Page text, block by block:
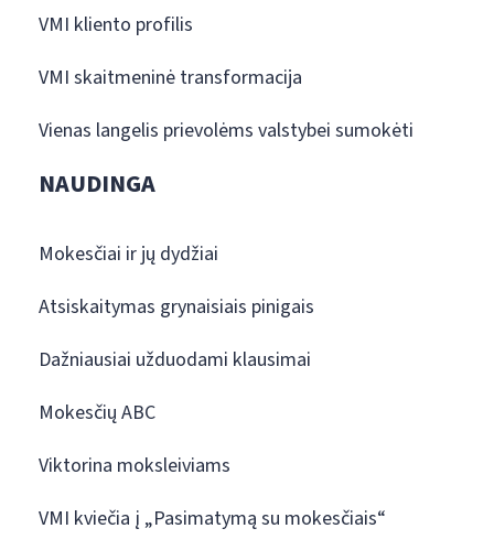
VMI kliento profilis
VMI skaitmeninė transformacija
Vienas langelis prievolėms valstybei sumokėti
NAUDINGA
Mokesčiai ir jų dydžiai
Atsiskaitymas grynaisiais pinigais
Dažniausiai užduodami klausimai
Mokesčių ABC
Viktorina moksleiviams
VMI kviečia į „Pasimatymą su mokesčiais“